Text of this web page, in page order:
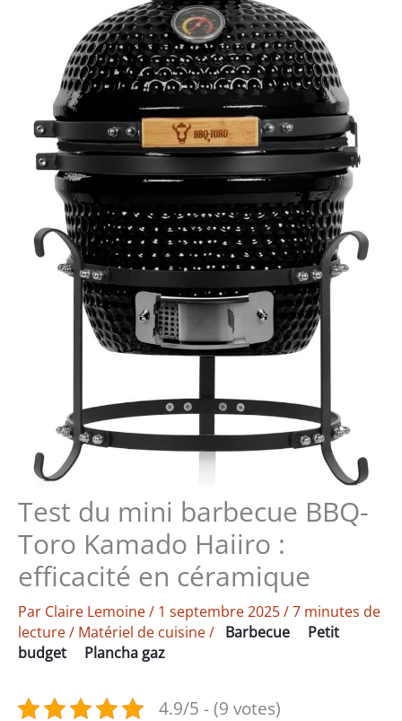
Test du mini barbecue BBQ-
Toro Kamado Haiiro :
efficacité en céramique
Par Claire Lemoine/ 1 septembre 2025/7 minutes de
lecture/ Matériel de cuisine/ Barbecue
Petit
budget
Plancha gaz
4.9/5 - (9 votes)